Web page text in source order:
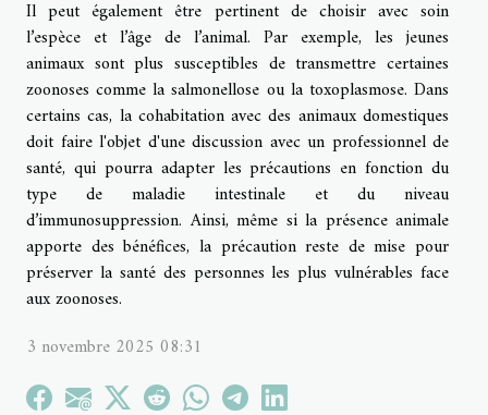
Il peut également être pertinent de choisir avec soin
l’espèce et l’âge de l’animal. Par exemple, les jeunes
animaux sont plus susceptibles de transmettre certaines
zoonoses comme la salmonellose ou la toxoplasmose. Dans
certains cas, la cohabitation avec des animaux domestiques
doit faire l'objet d'une discussion avec un professionnel de
santé, qui pourra adapter les précautions en fonction du
type de maladie intestinale et du niveau
d’immunosuppression. Ainsi, même si la présence animale
apporte des bénéfices, la précaution reste de mise pour
préserver la santé des personnes les plus vulnérables face
aux zoonoses.
3 novembre 2025 08:31